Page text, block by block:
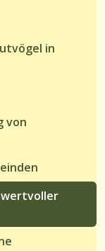
in
von
wertvoller